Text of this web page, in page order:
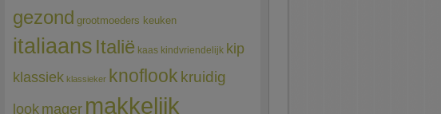
gezond grootmoeders keuken
italiaans Italië kaas kindvriendelijk kip
klassiek klassieker knoflook kruidig
look mager makkelijk